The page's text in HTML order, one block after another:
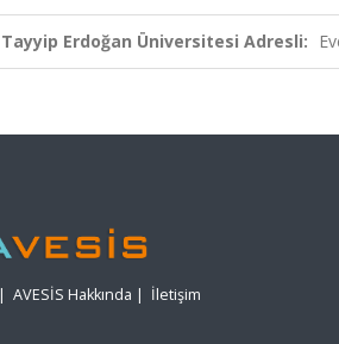
Tayyip Erdoğan Üniversitesi Adresli:
| AVESİS Hakkında | İletişim